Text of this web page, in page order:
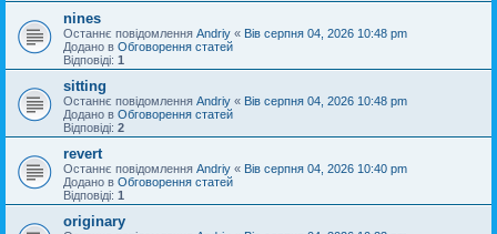
nines
Останнє повідомлення Andriy « Вів серпня 04, 2026 10:48 pm
Додано в Обговорення статей
Відповіді: 1
sitting
Останнє повідомлення Andriy « Вів серпня 04, 2026 10:48 pm
Додано в Обговорення статей
Відповіді: 2
revert
Останнє повідомлення Andriy « Вів серпня 04, 2026 10:40 pm
Додано в Обговорення статей
Відповіді: 1
originary